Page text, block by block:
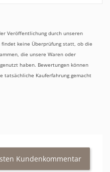
Veröffentlichung durch unseren
keine Überprüfung statt, ob die
die unsere Waren oder
haben. Bewertungen können
tatsächliche Kauferfahrung gemacht
Kundenkommentar